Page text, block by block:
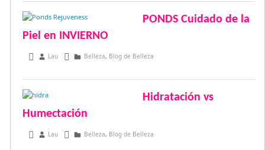
PONDS Cuidado de la
Piel en INVIERNO
mayo 28, 2016
Lau Belleza, Blog de Belleza
Hidratación vs
Humectación
abril 15, 2016
Lau Belleza, Blog de Belleza